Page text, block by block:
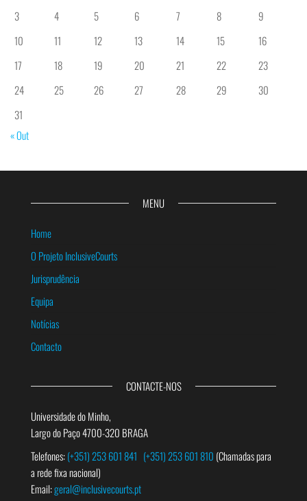
3
4 5 6 7 8
9
10
11 12 13 14 15
16
17
18 19 20 21 22
23
24
25 26 27 28 29
30
31
« Out
MENU
Home
O Projeto InclusiveCourts
Jurisprudência
Equipa
Notícias
Contacto
CONTACTE-NOS
Universidade do Minho,
Largo do Paço 4700-320 BRAGA
Telefones:(+351) 253 601 841 (+351) 253 601 810 (Chamadas para
a rede fixa nacional)
Email:geral@inclusivecourts.pt